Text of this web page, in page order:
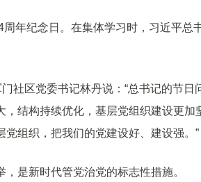
年纪念日。在集体学习时，习近平总
社区党委书记林丹说：“总书记的节
结构持续优化，基层党组织建设更
组织，把我们的党建设好、建设强。”
是新时代管党治党的标志性措施。